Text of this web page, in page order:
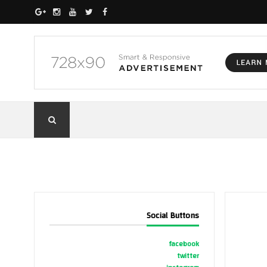
Social Buttons
facebook
twitter